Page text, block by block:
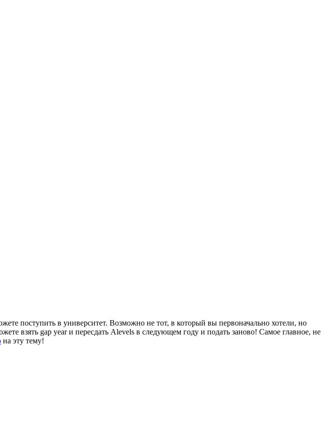
поступить в университет. Возможно не тот, в который вы первоначально хотели, но
взять gap year и пересдать Alevels в следующем году и подать заново! Самое главное, не
на эту тему!